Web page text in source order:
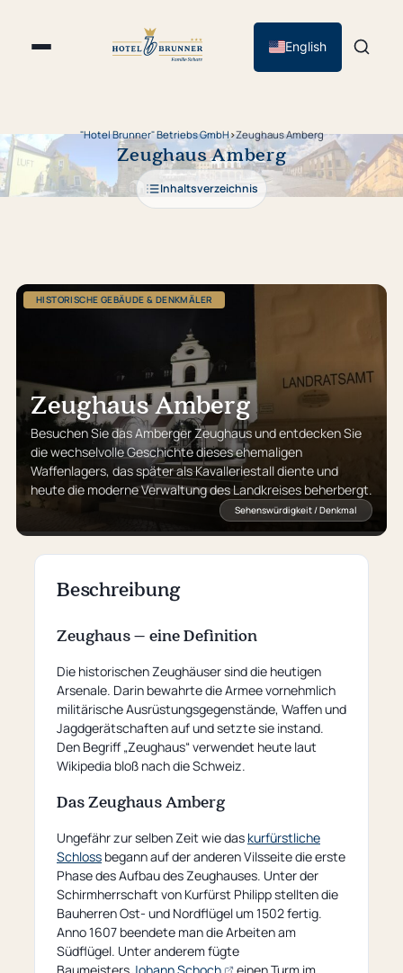
English
"Hotel Brunner" Betriebs GmbH›Zeughaus Amberg
Zeughaus Amberg
Inhaltsverzeichnis
HISTORISCHE GEBÄUDE & DENKMÄLER
Zeughaus Amberg
Besuchen Sie das Amberger Zeughaus und entdecken Sie
die wechselvolle Geschichte dieses ehemaligen
Waffenlagers, das später als Kavalleriestall diente und
heute die moderne Verwaltung des Landkreises beherbergt.
Sehenswürdigkeit / Denkmal
Beschreibung
Zeughaus – eine Definition
Die historischen Zeughäuser sind die heutigen
Arsenale. Darin bewahrte die Armee vornehmlich
militärische Ausrüstungsgegenstände, Waffen und
Jagdgerätschaften auf und setzte sie instand.
Den Begriff „Zeughaus“ verwendet heute laut
Wikipedia bloß nach die Schweiz.
Das Zeughaus Amberg
Ungefähr zur selben Zeit wie das kurfürstliche
Schloss begann auf der anderen Vilsseite die erste
Phase des Aufbau des Zeughauses. Unter der
Schirmherrschaft von Kurfürst Philipp stellten die
Bauherren Ost- und Nordflügel um 1502 fertig.
Anno 1607 beendete man die Arbeiten am
Südflügel. Unter anderem fügte
(öffnet